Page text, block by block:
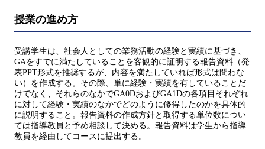
授業の進め方
受講学生は、社会人としての業務活動の経験と実績に基づき、
GAをすでに満たしていることを客観的に証明する報告資料（発
表PPT形式を推奨するが、内容を満たしていれば形式は問わな
い）を作成する。その際、単に経験・実績を有していることだ
けでなく、それらのなかでGA0DおよびGA1Dの各項目それぞれ
に対して経験・実績のなかでどのように修得したのかを具体的
に説明すること。報告資料の作成方針と取得する単位数につい
ては指導教員と予め相談して決める。報告資料は学生から指導
教員を経由してコースに提出する。